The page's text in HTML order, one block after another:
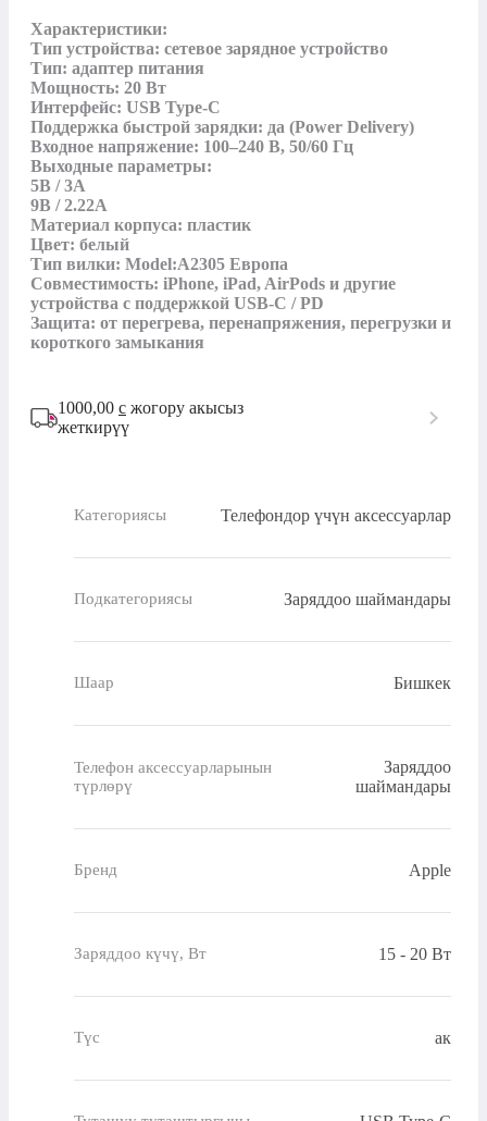
Характеристики:
Тип устройства: сетевое зарядное устройство
Тип: адаптер питания
Мощность: 20 Вт
Интерфейс: USB Type-C
Поддержка быстрой зарядки: да (Power Delivery)
Входное напряжение: 100–240 В, 50/60 Гц
Выходные параметры:
5В / 3А
9В / 2.22А
Материал корпуса: пластик
Цвет: белый
Тип вилки: Model:A2305 Европа
Совместимость: iPhone, iPad, AirPods и другие
устройства с поддержкой USB-C / PD
Защита: от перегрева, перенапряжения, перегрузки и
короткого замыкания
1000,00 с жогору акысыз
жеткирүү
Категориясы Телефондор үчүн аксессуарлар
Подкатегориясы Заряддоо шаймандары
Шаар Бишкек
Телефон аксессуарларынын
түрлөрү
Заряддоо
шаймандары
Бренд Apple
Заряддоо күчү, Вт 15 - 20 Вт
Түс ак